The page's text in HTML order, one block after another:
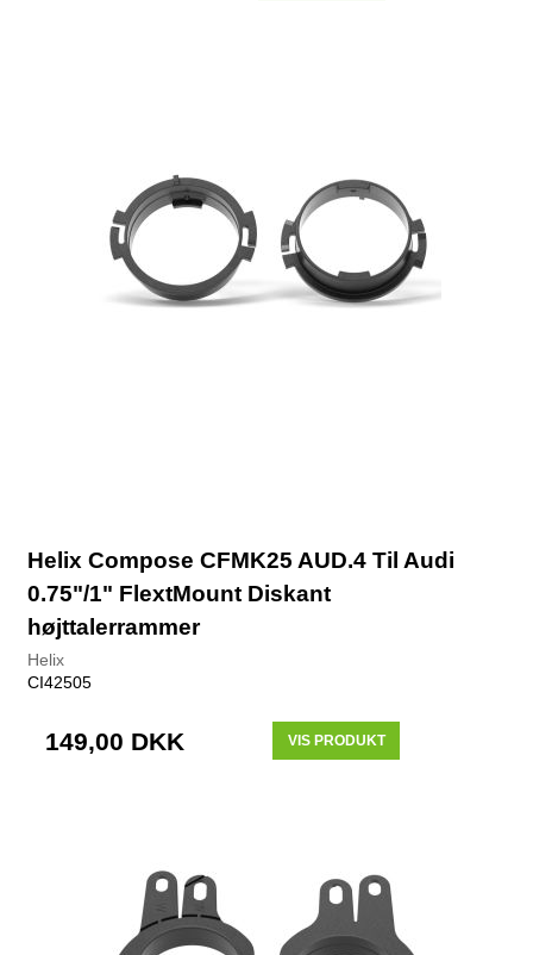
Helix Compose CFMK25 AUD.4 Til Audi
0.75"/1" FlextMount Diskant
højttalerrammer
Helix
CI42505
149,00 DKK VIS PRODUKT